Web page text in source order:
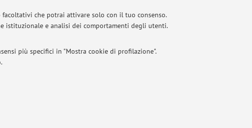
che potrai attivare solo con il tuo consenso.
istituzionale e analisi dei comportamenti degli utenti.
più specifici in "Mostra cookie di profilazione".
to the XXIst
di libro]